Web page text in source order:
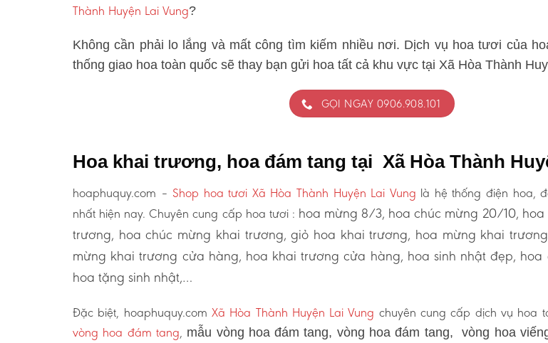
Thành Huyện Lai Vung?
Không cần phải lo lắng và mất công tìm kiếm nhiều nơi. Dịch vụ hoa tươi của
thống giao hoa toàn quốc sẽ thay bạn gửi hoa tất cả khu vực tại Xã Hòa Thành
GỌI NGAY 0906.908.101
Hoa khai trương, hoa đám tang tại Xã Hòa Thành
hoaphuquy.com – Shop hoa tươi Xã Hòa Thành Huyện Lai Vung là hệ thống điện hoa,
nhất hiện nay. Chuyên cung cấp hoa tươi : hoa mừng 8/3, hoa chúc mừng 20/10, hoa
trương, hoa chúc mừng khai trương, giỏ hoa khai trương, hoa mừng khai
mừng khai trương cửa hàng, hoa khai trương cửa hàng, hoa sinh nhật đẹp, hoa
hoa tặng sinh nhật,…
Đặc biệt, hoaphuquy.com Xã Hòa Thành Huyện Lai Vung chuyên cung cấp dịch vụ hoa
vòng hoa đám tang, mẫu vòng hoa đám tang, vòng hoa đám tang, vòng hoa